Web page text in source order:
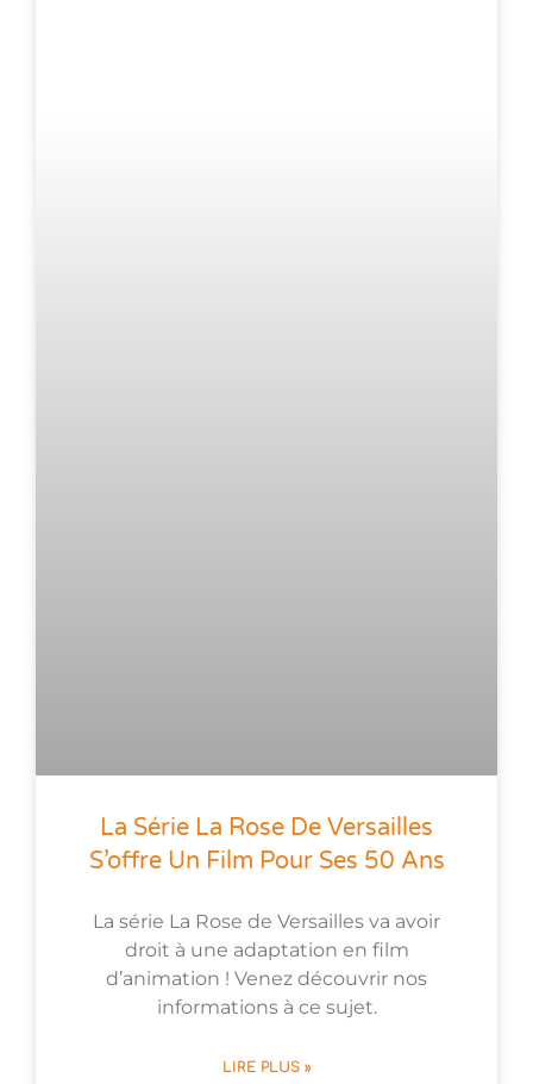
La Série La Rose De Versailles
S’offre Un Film Pour Ses 50 Ans
La série La Rose de Versailles va avoir
droit à une adaptation en film
d’animation ! Venez découvrir nos
informations à ce sujet.
LIRE PLUS »